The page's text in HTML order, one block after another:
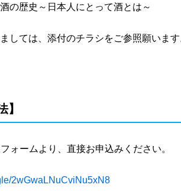
の歴史～日本人にとって酒とは～
しては、添付のチラシをご参照願います
】
ォームより、直接お申込みください。
2wGwaLNuCviNu5xN8